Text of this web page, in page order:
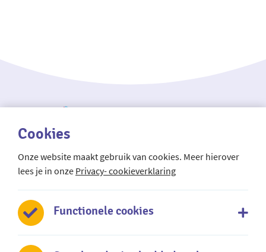
Mundus regionale taalschool
De Oude Wereld 52
2408 JV Alphen aan den Rijn
0172 - 606 171
Cookies
Onze website maakt gebruik van cookies. Meer hierover
lees je in onze Privacy- cookieverklaring
Functionele cookies